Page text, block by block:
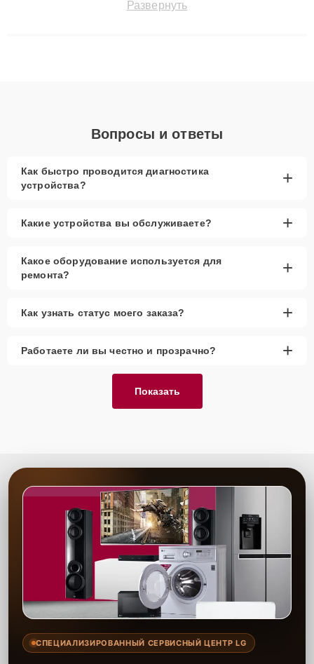
до 3 лет. Наши мастера решают сложные случаи: от замены
Развернуть
Вопросы и ответы
Как быстро проводится диагностика
устройства?
+
Какие устройства вы обслуживаете? +
Какое оборудование используется для
ремонта?
+
Как узнать статус моего заказа? +
Работаете ли вы честно и прозрачно? +
Показать
СПЕЦИАЛИЗИРОВАННЫЙ СЕРВИСНЫЙ ЦЕНТР LG